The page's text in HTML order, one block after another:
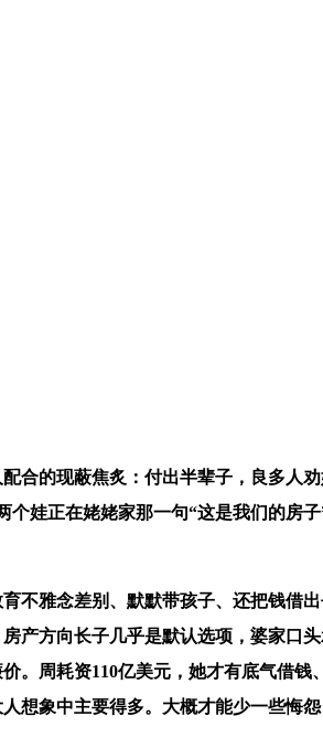
的现蔽焦炙：付出半辈子，良多人
娃正在姥姥家那一句“这是我们的
雅念差别、默默带孩子、还把钱借
产方向长子几乎是默认选项，婆家口
。周耗资110亿美元，她才有底气借
想象中主要得多。大概才能少一些悔怨